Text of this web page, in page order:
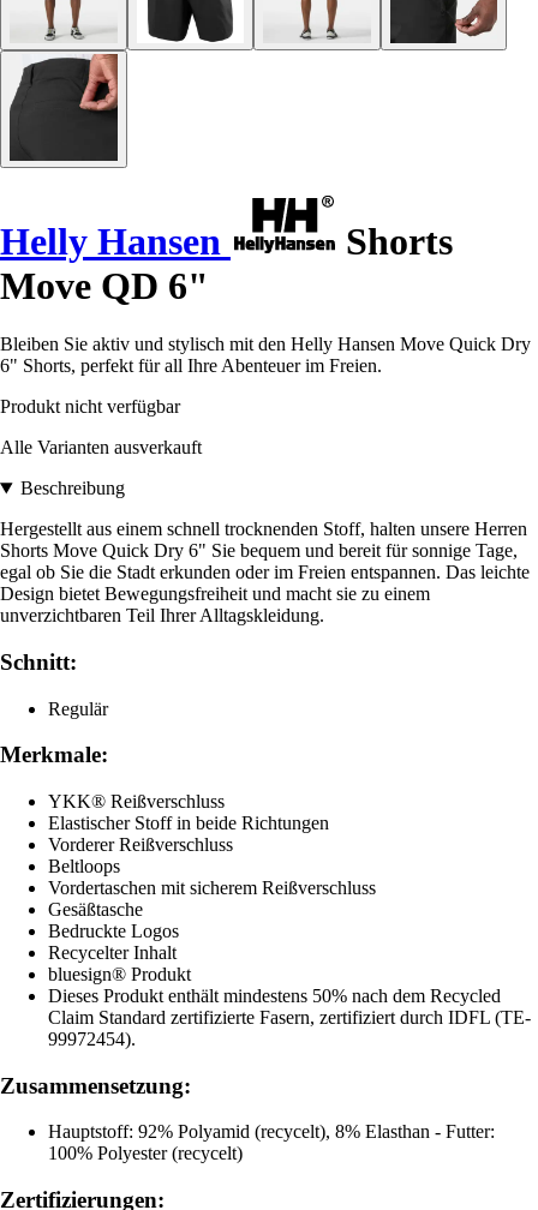
Helly Hansen
Shorts
Move QD 6"
Bleiben Sie aktiv und stylisch mit den Helly Hansen Move Quick Dry
6" Shorts, perfekt für all Ihre Abenteuer im Freien.
Produkt nicht verfügbar
Alle Varianten ausverkauft
Beschreibung
Hergestellt aus einem schnell trocknenden Stoff, halten unsere Herren
Shorts Move Quick Dry 6" Sie bequem und bereit für sonnige Tage,
egal ob Sie die Stadt erkunden oder im Freien entspannen. Das leichte
Design bietet Bewegungsfreiheit und macht sie zu einem
unverzichtbaren Teil Ihrer Alltagskleidung.
Schnitt:
Regulär
Merkmale:
YKK® Reißverschluss
Elastischer Stoff in beide Richtungen
Vorderer Reißverschluss
Beltloops
Vordertaschen mit sicherem Reißverschluss
Gesäßtasche
Bedruckte Logos
Recycelter Inhalt
bluesign® Produkt
Dieses Produkt enthält mindestens 50% nach dem Recycled
Claim Standard zertifizierte Fasern, zertifiziert durch IDFL (TE-
99972454).
Zusammensetzung:
Hauptstoff: 92% Polyamid (recycelt), 8% Elasthan - Futter:
100% Polyester (recycelt)
Zertifizierungen: